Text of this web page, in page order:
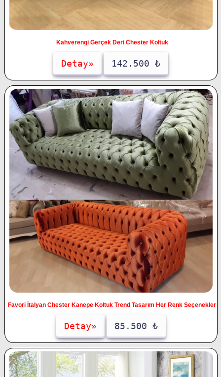
Kahverengi Gerçek Deri Chester Koltuk
Detay» 142.500 ₺
Favori İtalyan Chester Kanepe Koltuk Trend Tasarım Her Renk Seçenekler
Detay» 85.500 ₺